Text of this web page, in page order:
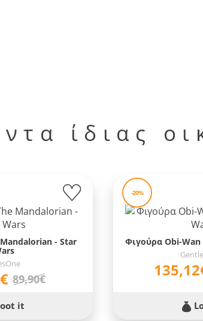
ίδιας
- Star
89,90€
it
-20%
Φιγούρα Obi-